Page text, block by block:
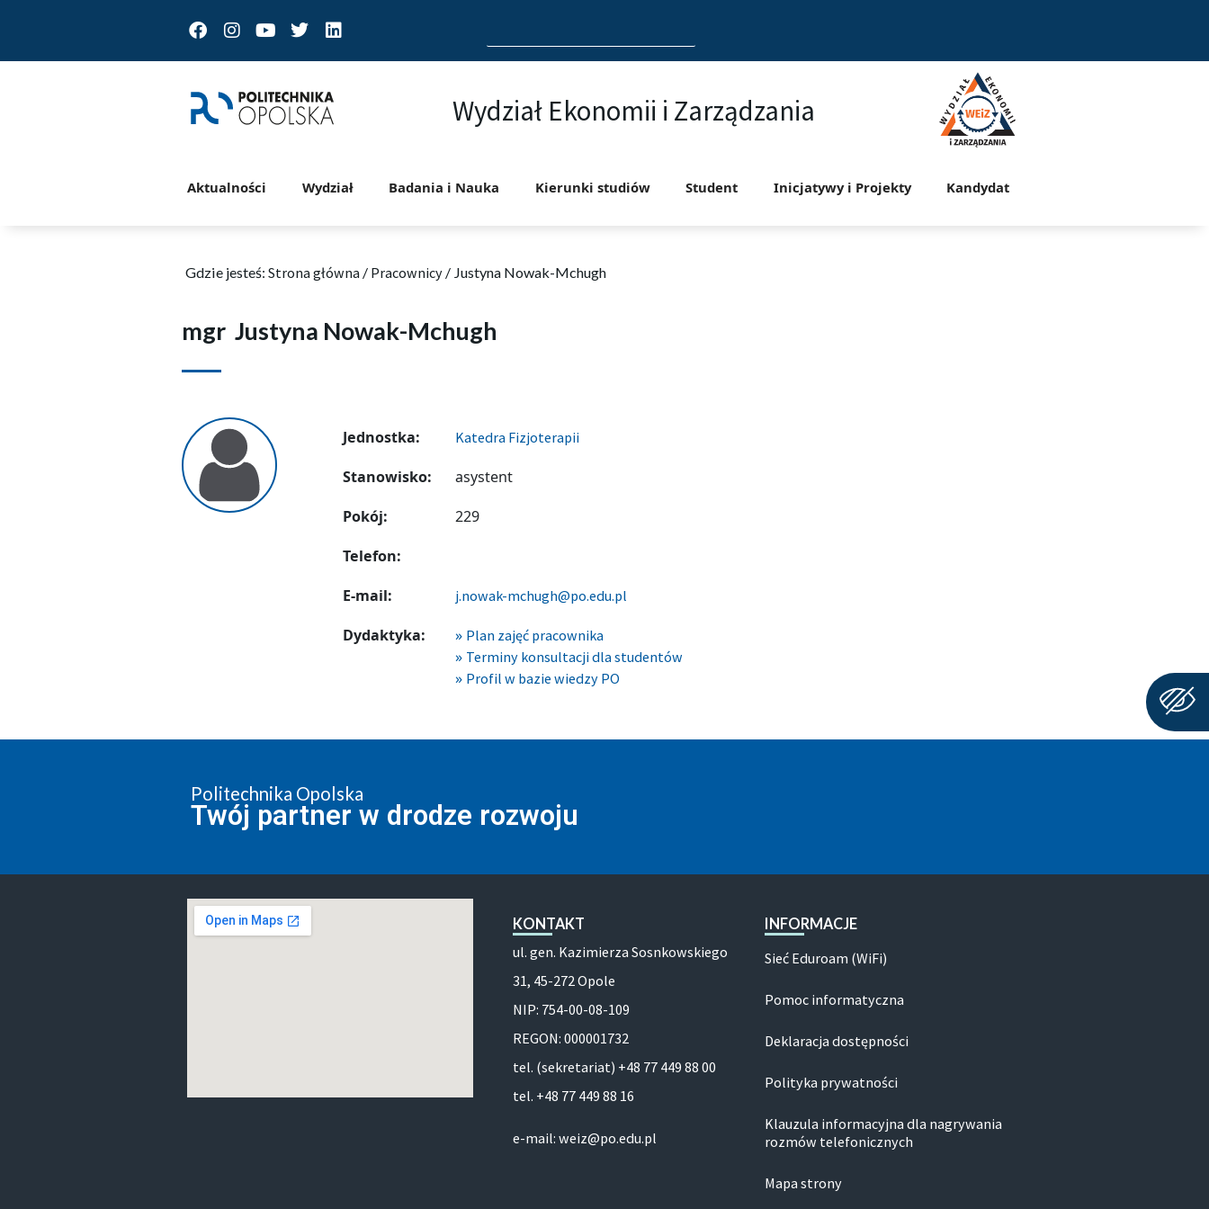
FacebookInstagram
Youtube
TwitterLinkedin
for:
Wydział Ekonomii i Zarządzania
Aktualności Wydział Badania i Nauka Kierunki studiów Student Inicjatywy i Projekty Kandydat
Gdzie jesteś: Strona główna / Pracownicy/ Justyna Nowak-Mchugh
mgr Justyna Nowak-Mchugh
Jednostka: Katedra Fizjoterapii
Stanowisko:
asystent
Pokój:
229
Telefon:
E-mail:
j.nowak-mchugh@po.edu.pl
Dydaktyka:
Plan zajęć pracownika
Terminy konsultacji dla studentów
Profil w bazie wiedzy PO
Politechnika Opolska
Twój partner w drodze rozwoju
KONTAKT
ul. gen. Kazimierza Sosnkowskiego
31, 45-272 Opole
NIP: 754-00-08-109
REGON: 000001732
tel. (sekretariat) +48 77 449 88 00
tel. +48 77 449 88 16
e-mail: weiz@po.edu.pl
INFORMACJE
Sieć Eduroam (WiFi)
Pomoc informatyczna
Deklaracja dostępności
Polityka prywatności
Klauzula informacyjna dla nagrywania
rozmów telefonicznych
Mapa strony